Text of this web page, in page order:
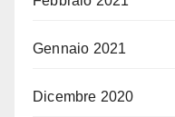
Gennaio 2021
Dicembre 2020